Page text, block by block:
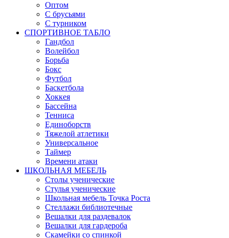
Оптом
С брусьями
С турником
СПОРТИВНОЕ ТАБЛО
Гандбол
Волейбол
Борьба
Бокс
Футбол
Баскетбола
Хоккея
Бассейна
Тенниса
Единоборств
Тяжелой атлетики
Универсальное
Таймер
Времени атаки
ШКОЛЬНАЯ МЕБЕЛЬ
Столы ученические
Стулья ученические
Школьная мебель Точка Роста
Стеллажи библиотечные
Вешалки для раздевалок
Вешалки для гардероба
Скамейки со спинкой